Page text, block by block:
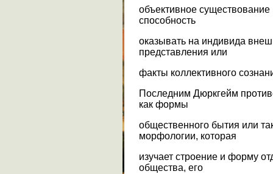
объективное существование
способность
оказывать на индивида
представления или
факты коллективного
Последним Дюркгейм
как формы
общественного бытия или
морфологии, которая
изучает строение и форму
общества, его